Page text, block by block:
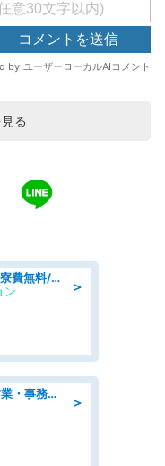
る
＞
検品・検査/高収入/日払いOK/寮費無料/日勤/20・30・40代活躍中
ン
＞
09月開始/総合設備会社での営業・事務のお仕事/車通勤可/賞与あり/営業/営業事務